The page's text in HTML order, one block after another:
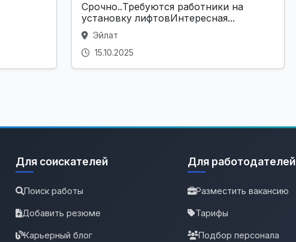
Срочно..Требуются работники на
установку лифтовИнтересная...
Эйлат
15.10.2025
Для соискателей
Поиск работы
Добавить резюме
Карьерный блог
Для работодателей
Разместить вакансию
Тарифы
Подбор персонала